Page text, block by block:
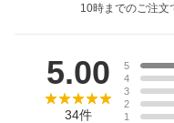
10時までのご注文
5.00
34件
5
4
3
2
1